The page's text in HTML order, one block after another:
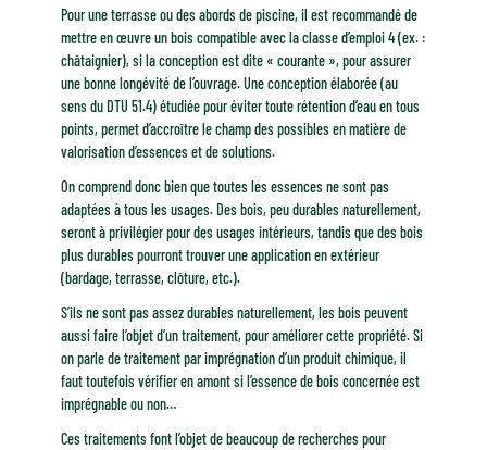
Pour une terrasse ou des abords de piscine, il est recommandé de
mettre en œuvre un bois compatible avec la classe d’emploi 4 (ex. :
châtaignier), si la conception est dite « courante », pour assurer
une bonne longévité de l’ouvrage. Une conception élaborée (au
sens du DTU 51.4) étudiée pour éviter toute rétention d’eau en tous
points, permet d’accroître le champ des possibles en matière de
valorisation d’essences et de solutions.
On comprend donc bien que toutes les essences ne sont pas
adaptées à tous les usages. Des bois, peu durables naturellement,
seront à privilégier pour des usages intérieurs, tandis que des bois
plus durables pourront trouver une application en extérieur
(bardage, terrasse, clôture, etc.).
S’ils ne sont pas assez durables naturellement, les bois peuvent
aussi faire l’objet d’un traitement, pour améliorer cette propriété. Si
on parle de traitement par imprégnation d’un produit chimique, il
faut toutefois vérifier en amont si l’essence de bois concernée est
imprégnable ou non…
Ces traitements font l’objet de beaucoup de recherches pour